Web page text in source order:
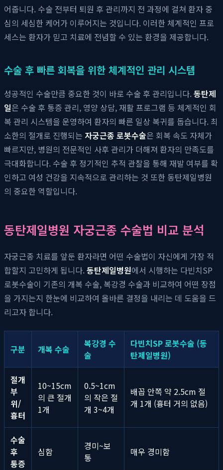
어줍니다. 수술 전부터 퇴원 후 관리까지 전 과정에 걸쳐 환자 중
심의 세심한 케어가 이루어지는 것입니다. 이러한 체계적인 프로
세스는 환자가 믿고 치료에 전념할 수 있는 환경을 제공합니다.
수술 후 빠른 회복을 위한 체계적인 관리 시스템
성공적인 수술만큼 중요한 것이 바로 수술 후 관리입니다.동탄제
일은 수술 후 통증 관리, 영양 상담, 재활 프로그램 등 체계적인 회
복 관리 시스템을 운영하여 환자의 빠른 일상 복귀를 돕습니다. 최
소한의 절개로 진행되는 자궁근종 로봇수술은 회복 속도 자체가
빠르지만, 병원의 전문적인 사후 관리가 더해져 환자의 만족도를
극대화합니다. 수술 후 정기적인 추적 관찰을 통해 재발 여부를 확
인하고 여성 건강을 지속적으로 관리하는 것 또한 동탄제일병원
의 중요한 역할입니다.
동탄제일병원 자궁근종 수술법 비교 분석
자궁근종 치료를 앞둔 환자라면 어떤 수술법이 자신에게 가장 적
합할지 고민하게 됩니다.동탄제일병원에서 시행하는 다빈치SP
로봇수술이 기존의 개복 수술, 복강경 수술과 비교하여 어떤 장점
을 가지는지 한눈에 비교하여 올바른 결정을 내리는 데 도움을 드
리고자 합니다.
구분 개복 수술
복강경 수
술
다빈치SP 로봇수술 (동
탄제일병원)
절개
부
위/
흉터
10~15cm
의 큰 절개
1개
0.5~1cm
의 작은 절
개 3~4개
배꼽 안쪽 약 2.5cm 절
개 1개 (흉터 거의 없음)
수술
후
통증
심함
경미~보
통
매우 경미함